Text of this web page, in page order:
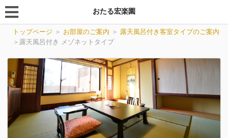
おたる宏楽園
トップページ ＞ お部屋のご案内 ＞ 露天風呂付き客室タイプのご案内
＞ 露天風呂付き メゾネットタイプ